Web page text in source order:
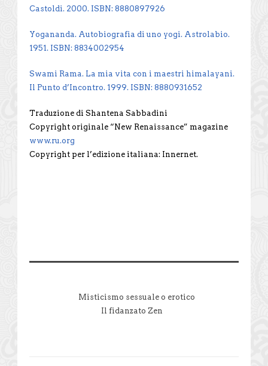
Castoldi. 2000. ISBN: 8880897926
Yogananda. Autobiografia di uno yogi. Astrolabio.
1951. ISBN: 8834002954
Swami Rama. La mia vita con i maestri himalayani.
Il Punto d’Incontro. 1999. ISBN: 8880931652
Traduzione di Shantena Sabbadini
Copyright originale “New Renaissance” magazine
www.ru.org
Copyright per l’edizione italiana: Innernet.
Misticismo sessuale o erotico
Il fidanzato Zen